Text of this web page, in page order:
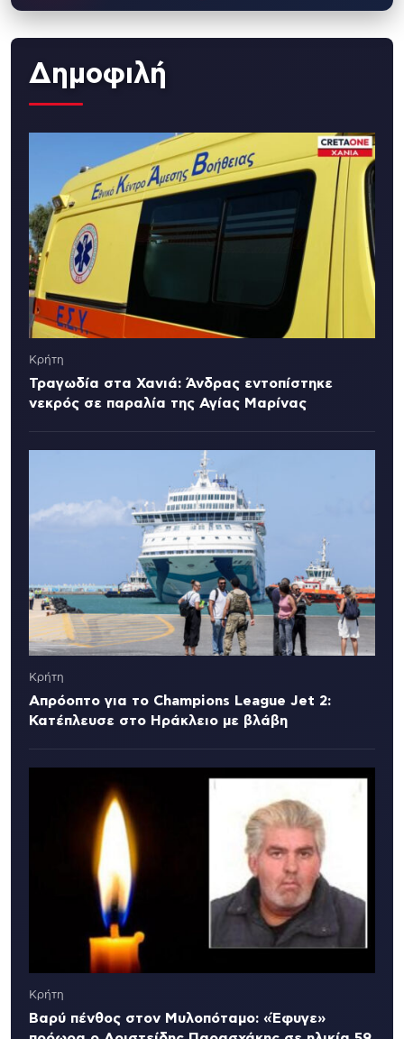
Δημοφιλή
Κρήτη
Τραγωδία στα Χανιά: Άνδρας εντοπίστηκε
νεκρός σε παραλία της Αγίας Μαρίνας
Κρήτη
Απρόοπτο για το Champions League Jet 2:
Κατέπλευσε στο Ηράκλειο με βλάβη
Κρήτη
Βαρύ πένθος στον Μυλοπόταμο: «Έφυγε»